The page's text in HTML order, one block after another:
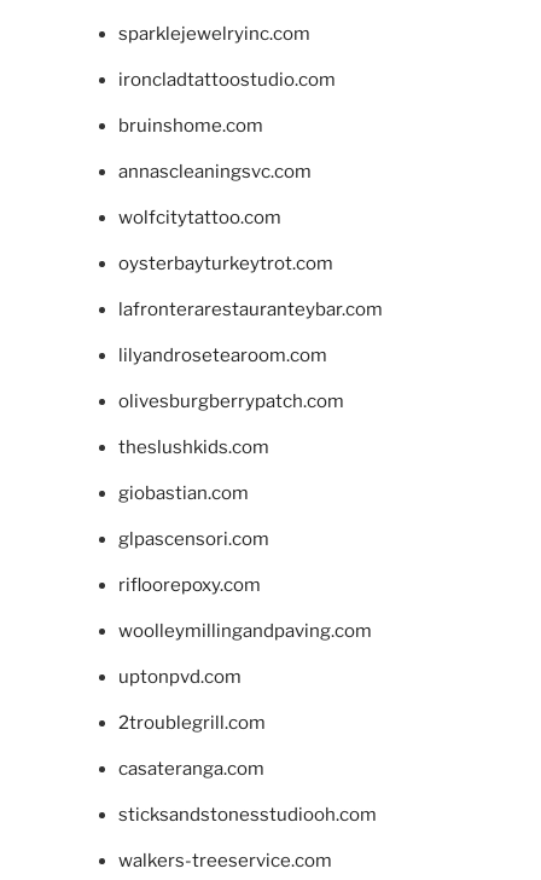
sparklejewelryinc.com
ironcladtattoostudio.com
bruinshome.com
annascleaningsvc.com
wolfcitytattoo.com
oysterbayturkeytrot.com
lafronterarestauranteybar.com
lilyandrosetearoom.com
olivesburgberrypatch.com
theslushkids.com
giobastian.com
glpascensori.com
rifloorepoxy.com
woolleymillingandpaving.com
uptonpvd.com
2troublegrill.com
casateranga.com
sticksandstonesstudiooh.com
walkers-treeservice.com